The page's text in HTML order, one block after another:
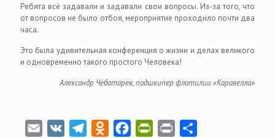
Ребята всё задавали и задавали свои вопросы. Из-за того, что
от вопросов не было отбоя, мероприятие проходило почти два
часа.
Это была удивительная конференция о жизни и делах великого
и одновременно такого простого Человека!
Александр Чебатарёв, подшкипер флотилии «Каравелла»
Email VK TelegramOdnoklassniki
FacebookPrintFriendly
Print